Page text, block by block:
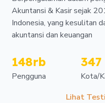
Akuntansi & Kasir sejak
Indonesia, yang kesulitan
akuntansi dan keuangan
148rb
Pengguna
347
Kota/
Lihat